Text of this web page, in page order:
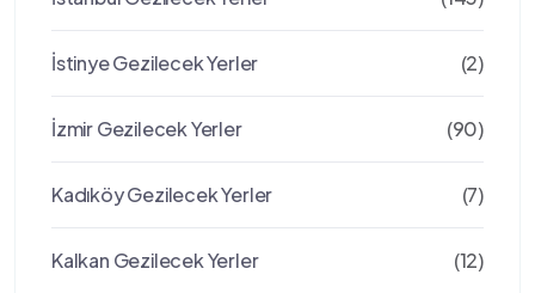
İstinye Gezilecek Yerler (2)
İzmir Gezilecek Yerler (90)
Kadıköy Gezilecek Yerler (7)
Kalkan Gezilecek Yerler (12)